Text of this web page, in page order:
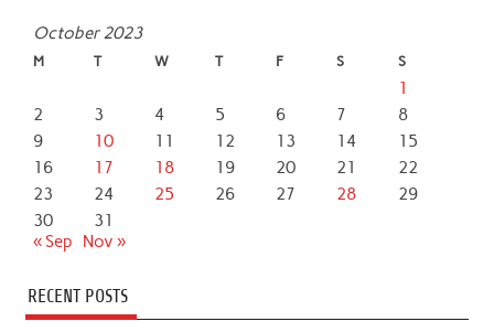
October 2023
M T W T F S S
1
2
3 4 5 6 7
8
9
10 11 12 13 14
15
16
17 18 19 20 21
22
23
24 25 26 27 28
29
30
31
« Sep
Nov »
RECENT POSTS